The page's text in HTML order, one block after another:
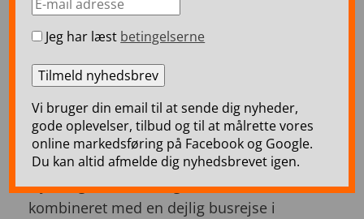
Forside>Rejser til England>England Busrejser
London, Windsor,
Stonehenge, Bath &
Oxford – 5 dage
Nyd nogle skønne dage i London,
kombineret med en dejlig busrejse i
Jeg har læst betingelserne
Vi bruger din email til at sende dig nyheder,
gode oplevelser, tilbud og til at målrette vores
online markedsføring på Facebook og Google.
Du kan altid afmelde dig nyhedsbrevet igen.